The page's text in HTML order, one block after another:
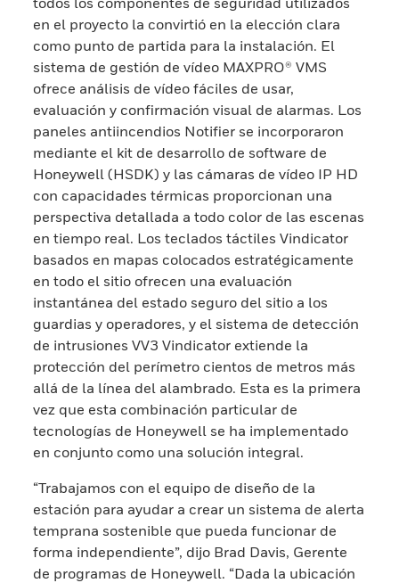
en el proyecto la convirtió en la elección clara
como punto de partida para la instalación. El
sistema de gestión de vídeo MAXPRO® VMS
ofrece análisis de vídeo fáciles de usar,
evaluación y confirmación visual de alarmas. Los
paneles antiincendios Notifier se incorporaron
mediante el kit de desarrollo de software de
Honeywell (HSDK) y las cámaras de vídeo IP HD
con capacidades térmicas proporcionan una
perspectiva detallada a todo color de las escenas
en tiempo real. Los teclados táctiles Vindicator
basados en mapas colocados estratégicamente
en todo el sitio ofrecen una evaluación
instantánea del estado seguro del sitio a los
guardias y operadores, y el sistema de detección
de intrusiones VV3 Vindicator extiende la
protección del perímetro cientos de metros más
allá de la línea del alambrado. Esta es la primera
vez que esta combinación particular de
tecnologías de Honeywell se ha implementado
en conjunto como una solución integral.
“Trabajamos con el equipo de diseño de la
estación para ayudar a crear un sistema de alerta
temprana sostenible que pueda funcionar de
forma independiente”, dijo Brad Davis, Gerente
de programas de Honeywell. “Dada la ubicación